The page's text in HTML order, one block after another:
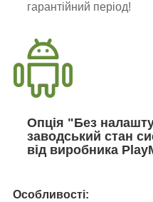
гарантійний період!
Опція "Без
заводський стан
від виробника
Особливості: